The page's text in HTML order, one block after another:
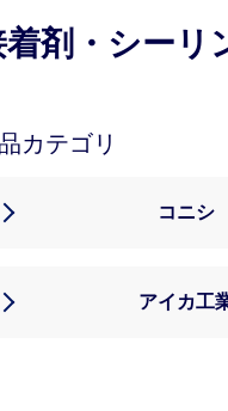
着剤・シーリ
カテゴリ
コニシ
アイカ工